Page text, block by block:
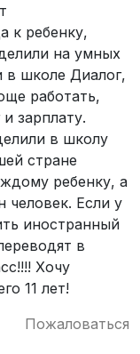
к ребенку,
на умных
в школе Диалог,
работать,
зарплату.
в школу
стране
ребенку, а
человек. Если у
иностранный
в
Хочу
11 лет!
Пожаловаться